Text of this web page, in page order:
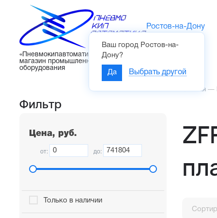
«Пневмокипавтоматика» – интернет-
магазин промышленного
оборудования
Ростов-на-Дону
Ваш город Ростов-на-
Дону?
Да Выбрать другой
Фильтр
Цена, руб.
от: до:
Только в наличии
Главная —